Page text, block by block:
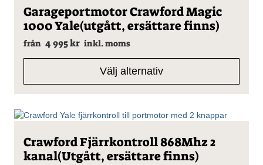
produktsidan
Garageportmotor Crawford Magic
1000 Yale(utgått, ersättare finns)
från 4 995kr inkl. moms
Välj alternativ
Den
här
produkten
har
olika
kan
väljas
produktsidan
Crawford Fjärrkontroll 868Mhz 2
kanal(Utgått, ersättare finns)